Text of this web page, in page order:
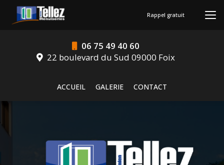
contenu
06 75 49 40 60
22 boulevard du Sud 09000 Foix
ACCUEIL
GALERIE CONTACT
Rappel gratuit